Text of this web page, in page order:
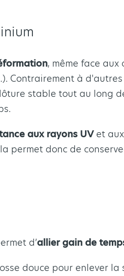
, même face aux
Contrairement à
stable tout au long
aux rayons UVet
permet donc de
d’allier gain de
douce pour enlever la